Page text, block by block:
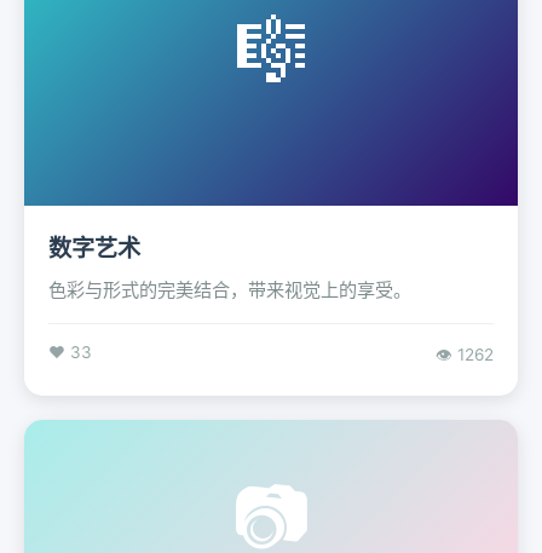
🎼
数字艺术
色彩与形式的完美结合，带来视觉上的享受。
❤️ 33 👁️ 1262
📷